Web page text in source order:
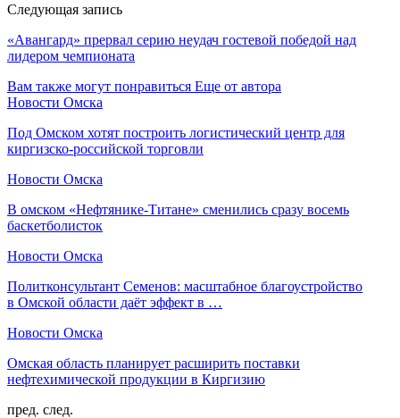
Следующая запись
«Авангард» прервал серию неудач гостевой победой над
лидером чемпионата
Вам также могут понравиться Еще от автора
Новости Омска
Под Омском хотят построить логистический центр для
киргизско-российской торговли
Новости Омска
В омском «Нефтянике-Титане» сменились сразу восемь
баскетболисток
Новости Омска
Политконсультант Семенов: масштабное благоустройство
в Омской области даёт эффект в …
Новости Омска
Омская область планирует расширить поставки
нефтехимической продукции в Киргизию
пред. след.